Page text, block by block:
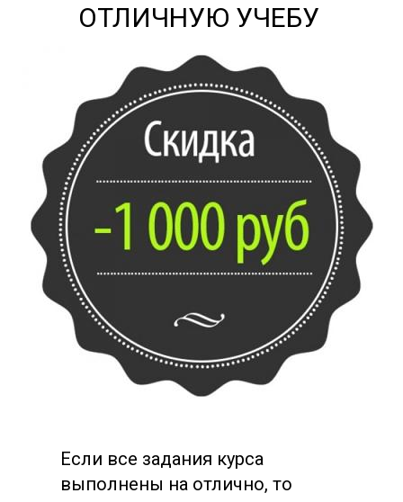
ОТЛИЧНУЮ УЧЕБУ
Если все задания курса
выполнены на отлично, то